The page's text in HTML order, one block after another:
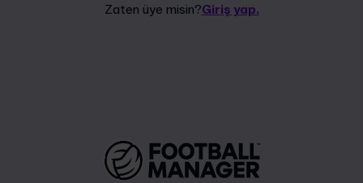
Zaten üye misin?Giriş yap.